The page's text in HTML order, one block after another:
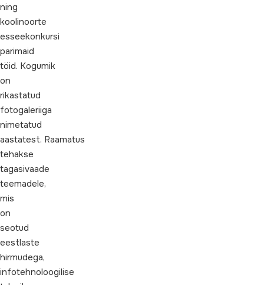
ning
koolinoorte
esseekonkursi
parimaid
töid. Kogumik
on
rikastatud
fotogaleriiga
nimetatud
aastatest. Raamatus
tehakse
tagasivaade
teemadele,
mis
on
seotud
eestlaste
hirmudega,
infotehnoloogilise